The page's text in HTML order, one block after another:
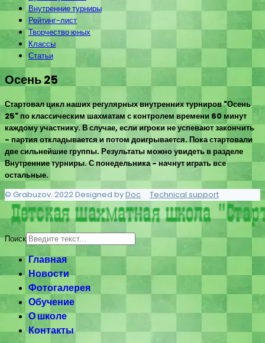
Внутренние турниры
Рейтинг-лист
Творчество юных
Классы
Статьи
Осень 25
Стартовал цикл наших регулярных внутренних турниров "Осень
25" по классическим шахматам с контролем времени 60 минут
каждому участнику. В случае, если игроки не успевают закончить
- партия откладывается и потом доигрывается. Пока стартовали
две сильнейшие группы. Результаты можно увидеть в разделе
Внутренние турниры. С понедельника - начнут играть все
остальные.
© Grabuzov. 2022 Designed byDoc Technical support
Поиск
Главная
Новости
Фотогалерея
Обучение
О школе
Контакты